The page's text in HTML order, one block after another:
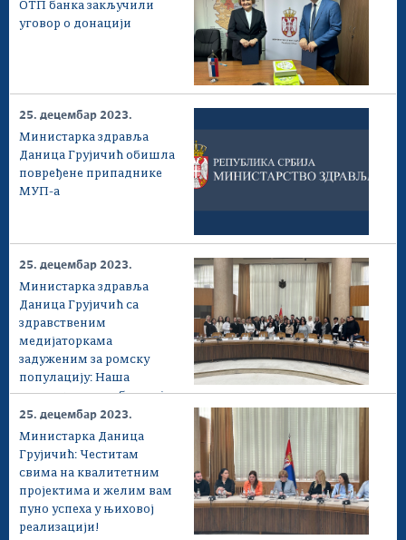
ОТП банка закључили
уговор о донацији
25. децембар 2023.
Министарка здравља
Даница Грујичић обишла
повређене припаднике
МУП-а
25. децембар 2023.
Министарка здравља
Даница Грујичић са
здравственим
медијаторкама
задуженим за ромску
популацију: Наша
одговорност и обавеза је
да стигнемо до сваког
грађанина
25. децембар 2023.
Министарка Даница
Грујичић: Честитам
свима на квалитетним
пројектима и желим вам
пуно успеха у њиховој
реализацији!